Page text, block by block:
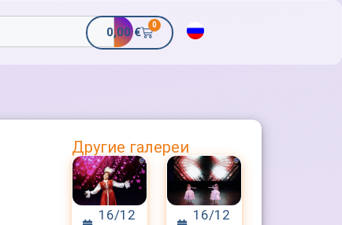
0,00€
0
Другие галереи
16/12
16/12